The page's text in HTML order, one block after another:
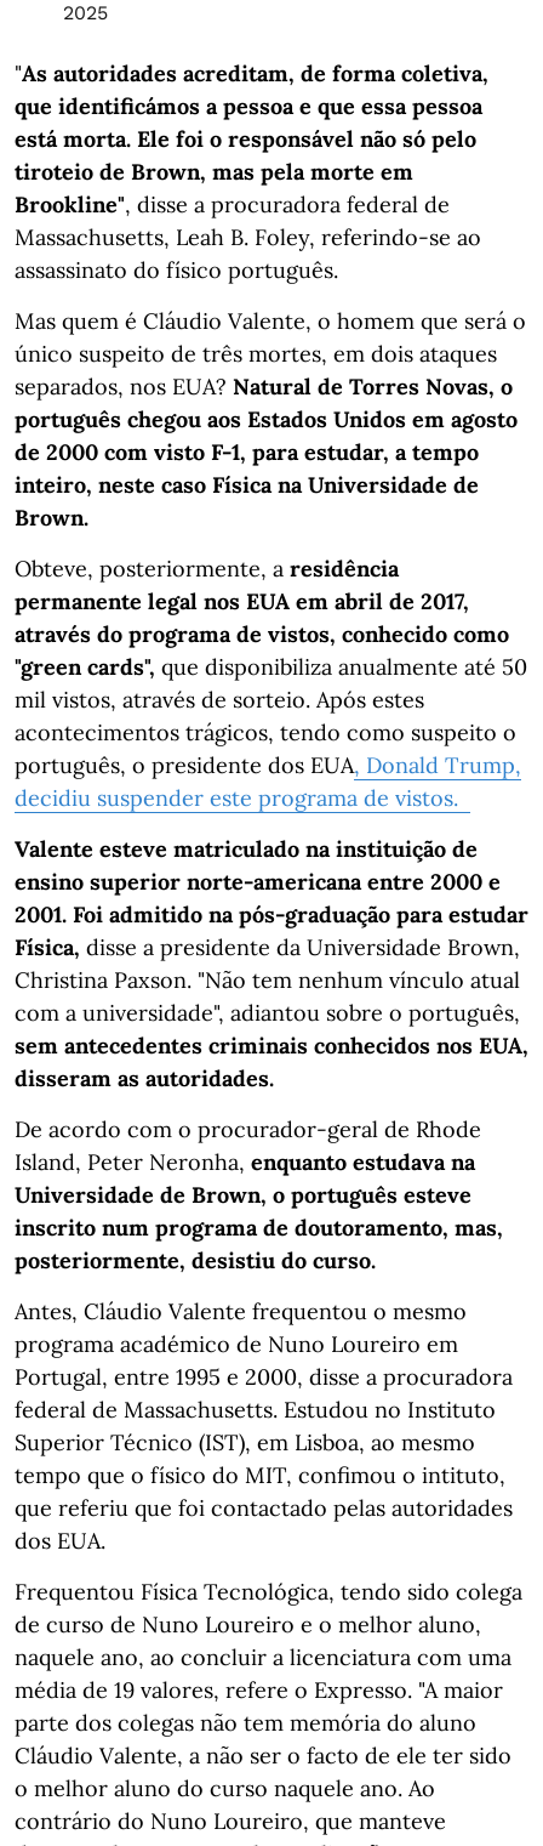
2025
"As autoridades acreditam, de forma coletiva,
que identificámos a pessoa e que essa pessoa
está morta. Ele foi o responsável não só pelo
tiroteio de Brown, mas pela morte em
Brookline", disse a procuradora federal de
Massachusetts, Leah B. Foley, referindo-se ao
assassinato do físico português.
Mas quem é Cláudio Valente, o homem que será o
único suspeito de três mortes, em dois ataques
separados, nos EUA? Natural de Torres Novas, o
português chegou aos Estados Unidos em agosto
de 2000 com visto F-1, para estudar, a tempo
inteiro, neste caso Física na Universidade de
Brown.
Obteve, posteriormente, a residência
permanente legal nos EUA em abril de 2017,
através do programa de vistos, conhecido como
"green cards", que disponibiliza anualmente até 50
mil vistos, através de sorteio. Após estes
acontecimentos trágicos, tendo como suspeito o
português, o presidente dos EUA, Donald Trump,
decidiu suspender este programa de vistos.
Valente esteve matriculado na instituição de
ensino superior norte-americana entre 2000 e
2001. Foi admitido na pós-graduação para estudar
Física, disse a presidente da Universidade Brown,
Christina Paxson. "Não tem nenhum vínculo atual
com a universidade", adiantou sobre o português,
sem antecedentes criminais conhecidos nos EUA,
disseram as autoridades.
De acordo com o procurador-geral de Rhode
Island, Peter Neronha, enquanto estudava na
Universidade de Brown, o português esteve
inscrito num programa de doutoramento, mas,
posteriormente, desistiu do curso.
Antes, Cláudio Valente frequentou o mesmo
programa académico de Nuno Loureiro em
Portugal, entre 1995 e 2000, disse a procuradora
federal de Massachusetts. Estudou no Instituto
Superior Técnico (IST), em Lisboa, ao mesmo
tempo que o físico do MIT, confimou o intituto,
que referiu que foi contactado pelas autoridades
dos EUA.
Frequentou Física Tecnológica, tendo sido colega
de curso de Nuno Loureiro e o melhor aluno,
naquele ano, ao concluir a licenciatura com uma
média de 19 valores, refere o Expresso. "A maior
parte dos colegas não tem memória do aluno
Cláudio Valente, a não ser o facto de ele ter sido
o melhor aluno do curso naquele ano. Ao
contrário do Nuno Loureiro, que manteve